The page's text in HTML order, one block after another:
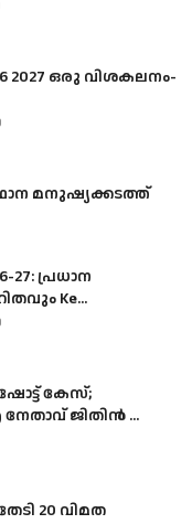
2027 ഒരു വിശകലനം-
മനുഷ്യക്കടത്ത്
27: പ്രധാന
Ke...
കേസ്;
ജിതിൻ ...
20 വിമത